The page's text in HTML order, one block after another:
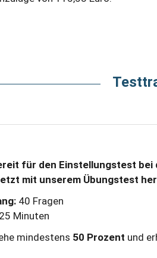
für den Einstellungstest bei
mit unserem Übungstest
40 Fragen
25 Minuten
mindestens 50 Prozent und